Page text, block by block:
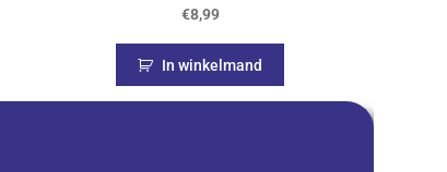
€8,99
In winkelmand